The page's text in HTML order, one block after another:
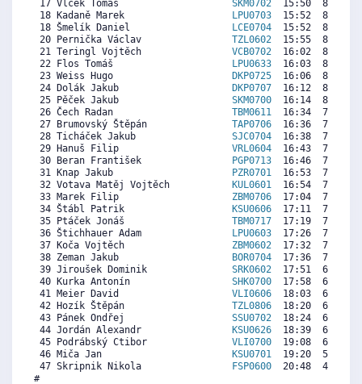
17 Vlček Tomáš SKM0702
15:50  8317
18 Kadaně Marek
LPU0703
15:52  8294
18 Šmelík Daniel
LCE0704
15:52  8294
20 Pernička Václav TZL0602
15:55  8259
21 Teringl Vojtěch VCB0702
16:02  8178
22 Flos Tomáš
LPU0633
16:03  8166
23 Weiss Hugo
DKP0725
16:06  8131
24 Dolák Jakub
DKP0707
16:12  8062
25 Pěček Jakub SKM0700
16:14  8038
26 Čech Radan TBM0611
16:34  7806
27 Brumovský Štěpán TAP0706
16:36  7783
28 Ticháček Jakub SJC0704
16:38  7759
29 Hanuš Filip VRL0604
16:43  7701
30 Beran František
PGP0713
16:46  7666
31 Knap Jakub
PZR0701
16:53  7585
32 Votava Matěj Vojtěch
KUL0601
16:54  7573
33 Marek Filip ZBM0706
17:04  7457
34 Štábl Patrik
KSU0606
17:11  7376
35 Ptáček Jonáš TBM0717
17:19  7283
36 Štichhauer Adam
LPU0603
17:26  7201
37 Koča Vojtěch ZBM0602
17:32  7131
38 Zeman Jakub
BOR0704
17:36  7085
39 Jiroušek Dominik SRK0602
17:51  6910
40 Kurka Antonín SHK0700
17:58  6829
41 Meier David VLI0606
18:03  6771
42 Hozík Štěpán TZL0806
18:20  6573
43 Pánek Ondřej SSU0702
18:24  6527
44 Jordán Alexandr
KSU0626
18:39  6352
45 Podrábský Ctibor VLI0700
19:08  6015
46 Miča Jan
KSU0701
19:20  5876
47 Skripnik Nikola
FSP0600
20:48  4852